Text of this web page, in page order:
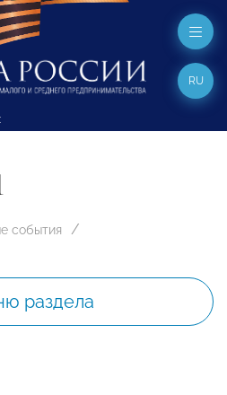
RU
события
раздела